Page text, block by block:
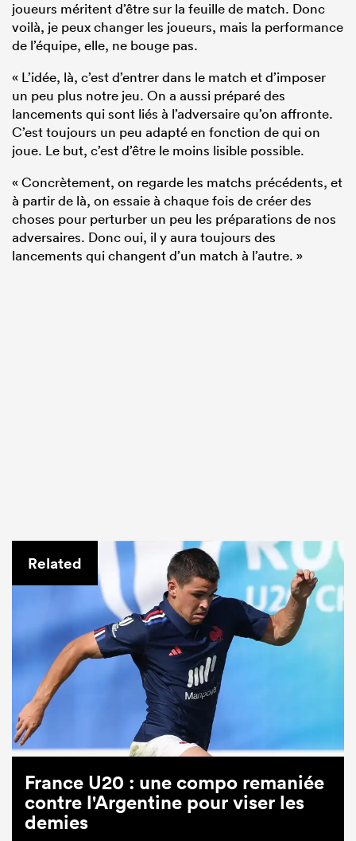
joueurs méritent d’être sur la feuille de match. Donc
voilà, je peux changer les joueurs, mais la performance
de l’équipe, elle, ne bouge pas.
« L’idée, là, c’est d’entrer dans le match et d’imposer
un peu plus notre jeu. On a aussi préparé des
lancements qui sont liés à l’adversaire qu’on affronte.
C’est toujours un peu adapté en fonction de qui on
joue. Le but, c’est d’être le moins lisible possible.
« Concrètement, on regarde les matchs précédents, et
à partir de là, on essaie à chaque fois de créer des
choses pour perturber un peu les préparations de nos
adversaires. Donc oui, il y aura toujours des
lancements qui changent d’un match à l’autre. »
Related
France U20 : une compo remaniée
contre l'Argentine pour viser les
demies